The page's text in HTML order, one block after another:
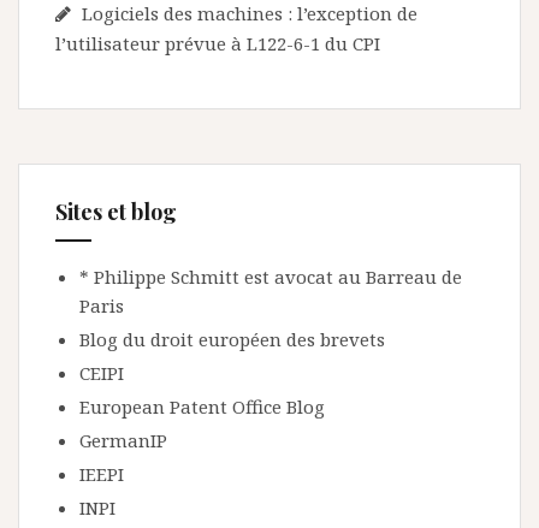
Logiciels des machines : l’exception de
l’utilisateur prévue à L122-6-1 du CPI
Sites et blog
* Philippe Schmitt est avocat au Barreau de
Paris
Blog du droit européen des brevets
CEIPI
European Patent Office Blog
GermanIP
IEEPI
INPI